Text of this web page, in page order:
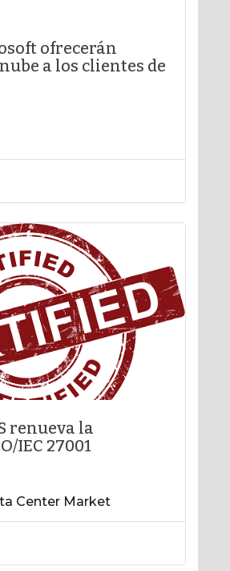
ofrecerán
a los clientes de
renueva la
IEC 27001
Center Market